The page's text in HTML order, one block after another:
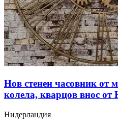
Нов стенен часовник от
колела, кварцов внос от
Нидерландия